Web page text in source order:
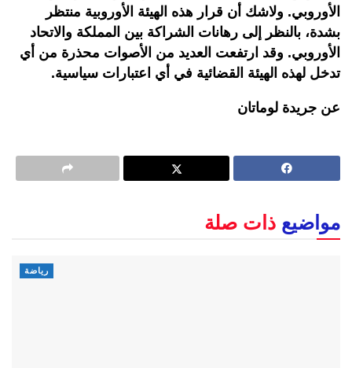
الأوروبي. ولاشك أن قرار هذه الهيئة الأوروبية منتظر
بشدة، بالنظر إلى رهانات الشراكة بين المملكة والاتحاد
الأوروبي. وقد ارتفعت العديد من الأصوات محذرة من أي
تدخل لهذه الهيئة القضائية في أي اعتبارات سياسية.
عن جريدة لوماتان
مواضيع ذات صلة
رياضة